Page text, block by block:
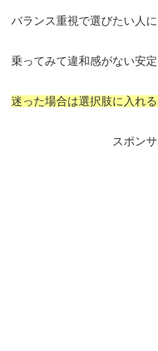
バランス重視で選びたい人に
乗ってみて違和感がない安
迷った場合は選択肢に入れる
スポン